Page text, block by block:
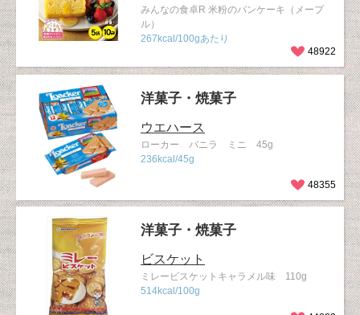
みんなの食卓R 米粉のパンケーキ（メープ
ル）
267kcal/100gあたり
48922
洋菓子・焼菓子
ウエハース
ローカー バニラ ミニ 45g
236kcal/45g
48355
洋菓子・焼菓子
ビスケット
ミレービスケットキャラメル味 110g
514kcal/100g